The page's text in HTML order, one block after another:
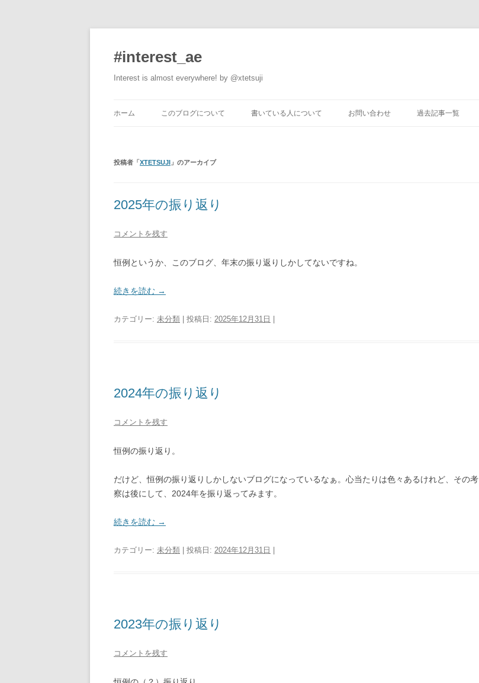
#interest_ae
Interest is almost everywhere! by @xtetsuji
ホーム このブログについて 書いている人について お問い合わせ 過去記事一覧
投稿者「XTETSUJI 」のアーカイブ
2025年の振り返り
コメントを残す
恒例というか、このブログ、年末の振り返りしかしてないですね。
続きを読む →
カテゴリー: 未分類 | 投稿日: 2025年12月31日
2024年の振り返り
コメントを残す
恒例の振り返り。
だけど、恒例の振り返りしかしないブログになっているなぁ。心当たりは色々あるけれど、その考
察は後にして、2024年を振り返ってみます。
続きを読む →
カテゴリー: 未分類 | 投稿日: 2024年12月31日
2023年の振り返り
コメントを残す